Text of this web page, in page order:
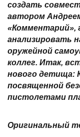
создать
автором
«Комментарий»,
анализировать
оружейной
коллег. Итак,
нового детища:
посвященной
пистолетами
Оригинальный